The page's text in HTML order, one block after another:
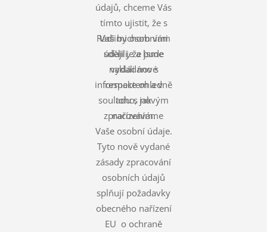
údajů, chceme Vás
tímto ujistit, že s
Vašimi osobními
údaji je a bude
nakládáno s
respektem a v
souladu s novým
nařízením.
Rádi bychom vám
sdělili, že jsme
vydali nové
informace ohledně
toho, jak
zpracováváme
Vaše osobní údaje.
Tyto nově vydané
zásady zpracování
osobních údajů
splňují požadavky
obecného nařízení
EU o ochraně